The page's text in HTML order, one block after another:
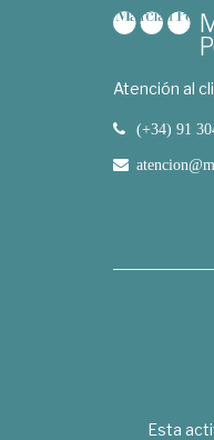
Atención al
(+34) 91
Esta